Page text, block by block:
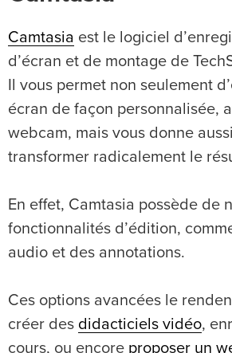
Camtasia est le logiciel
d’écran et de montage de
Il vous permet non seulement
écran de façon personnalisée,
webcam, mais vous donne
transformer radicalement le
En effet, Camtasia possède de
fonctionnalités d’édition,
audio et des annotations.
Ces options avancées le
créer des didacticiels vidéo,
cours, ou encore proposer un